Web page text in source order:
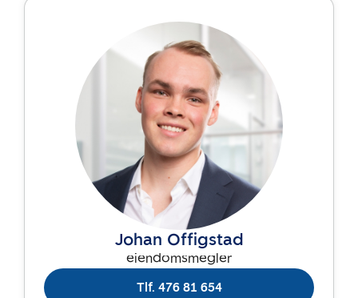
Johan Offigstad
eiendomsmegler
Tlf. 476 81 654